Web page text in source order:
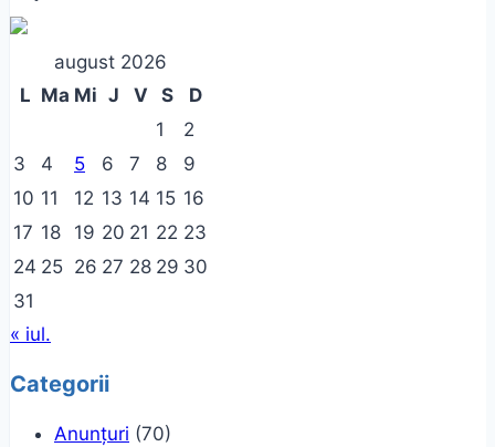
august 2026
L Ma Mi J V S
D
1
2
3
4 5 6 7 8
9
10 11 12 13 14 15 16
17 18 19 20 21 22 23
24 25 26 27 28 29 30
31
« iul.
Categorii
Anunțuri (70)